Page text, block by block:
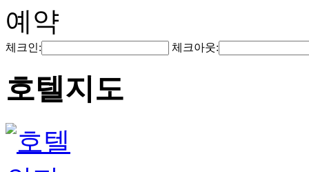
예약
체크인: 체크아웃:
호텔지도